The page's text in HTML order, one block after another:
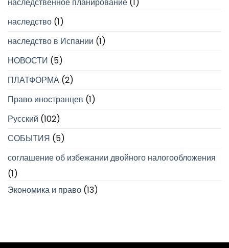
наследственное планирование (1)
наследство (1)
наследство в Испании (1)
НОВОСТИ (5)
ПЛАТФОРМА (2)
Право иностранцев (1)
Русский (102)
СОБЫТИЯ (5)
соглашение об избежании двойного налогообложения
(1)
Экономика и право (13)